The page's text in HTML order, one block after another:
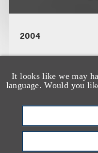
It looks like we may
language. Would you
2004